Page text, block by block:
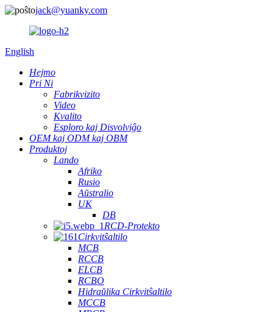
jack@yuanky.com
English
Hejmo
Pri Ni
Fabrikvizito
Video
Kvalito
Esploro kaj Disvolviĝo
OEM kaj ODM kaj OBM
Produktoj
Lando
Afriko
Rusio
Aŭstralio
UK
DB
RCD-Protekto
Cirkvitŝaltilo
MCB
RCCB
ELCB
RCBO
Hidraŭlika Cirkvitŝaltilo
MCCB